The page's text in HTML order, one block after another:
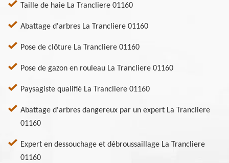
Taille de haie La Trancliere 01160
Abattage d'arbres La Trancliere 01160
Pose de clôture La Trancliere 01160
Pose de gazon en rouleau La Trancliere 01160
Paysagiste qualifié La Trancliere 01160
Abattage d'arbres dangereux par un expert La Trancliere
01160
Expert en dessouchage et débroussaillage La Trancliere
01160